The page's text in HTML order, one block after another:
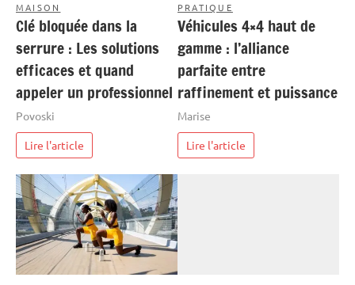
MAISON
Clé bloquée dans la
serrure : Les solutions
efficaces et quand
appeler un professionnel
Povoski
Lire l'article
PRATIQUE
Véhicules 4×4 haut de
gamme : l’alliance
parfaite entre
raffinement et puissance
Marise
Lire l'article